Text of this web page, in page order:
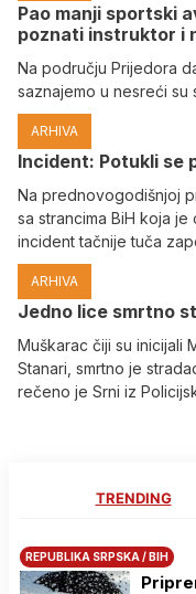
Pao manji sportski
poznati instruktor i
Na području Prijedora
saznajemo u nesreći su
ARHIVA
Incident: Potukli se
Na prednovogodišnjoj
sa strancima BiH koja
incident tačnije tuča
ARHIVA
Јedno lice smrtno
Muškarac čiji su inicijali
Stanari, smrtno je
rečeno je Srni iz
TRENDING
REPUBLIKA SRPSKA / BIH